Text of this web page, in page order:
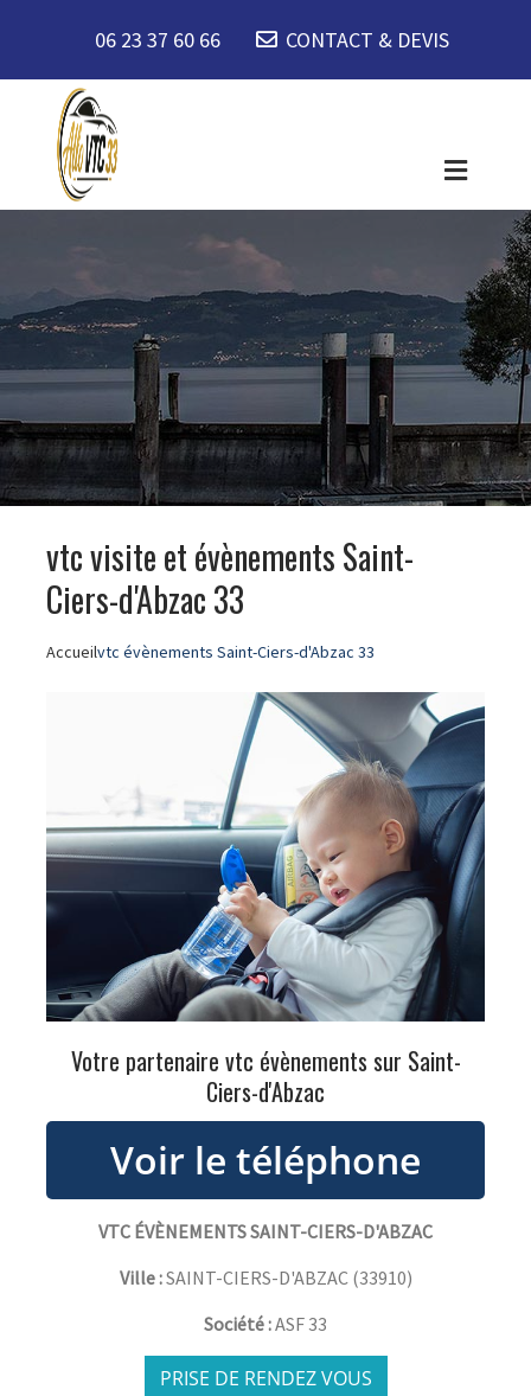
06 23 37 60 66 CONTACT & DEVIS
vtc visite et évènements Saint-
Ciers-d'Abzac 33
Accueilvtc évènements Saint-Ciers-d'Abzac 33
Votre partenaire vtc évènements sur Saint-
Ciers-d'Abzac
VTC ÉVÈNEMENTS SAINT-CIERS-D'ABZAC
Ville :SAINT-CIERS-D'ABZAC(33910)
Société :ASF 33
PRISE DE RENDEZ VOUS